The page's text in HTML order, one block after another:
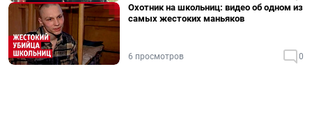
Охотник на школьниц: видео об одном из
самых жестоких маньяков
6 просмотров 0